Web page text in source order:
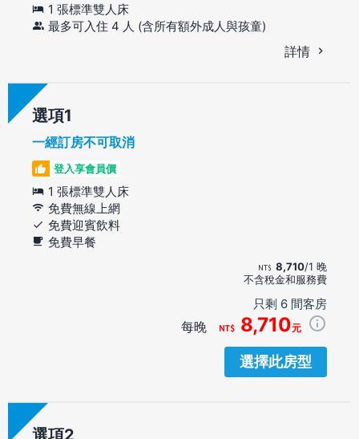
1 張標準雙人床
最多可入住 4 人 (含所有額外成人與孩童)
詳情
選項
一經訂房不可取消
登入享會員價
1 張標準雙人床
免費無線上網
免費迎賓飲料
免費早餐
8,710/1 晚
不含稅金和服務費
只剩 6 間客房
每晚 8,710元
選擇此房型
選項